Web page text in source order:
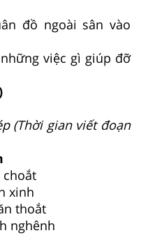
đồ ngoài sân vào
việc gì giúp đỡ
(Thời gian viết đoạn
choắt
xinh
thoắt
nghênh